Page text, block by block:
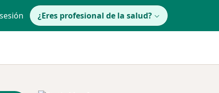
¿Eres profesional de la salud?